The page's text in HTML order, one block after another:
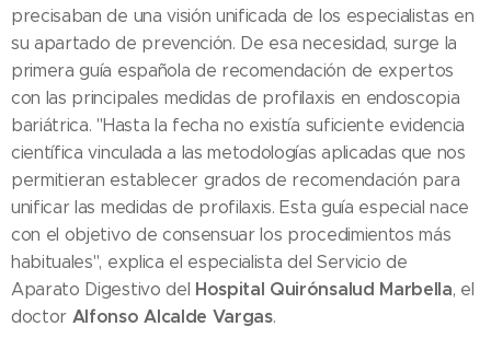
precisaban de una visión unificada de los especialistas en
su apartado de prevención. De esa necesidad, surge la
primera guía española de recomendación de expertos
con las principales medidas de profilaxis en endoscopia
bariátrica. "Hasta la fecha no existía suficiente evidencia
científica vinculada a las metodologías aplicadas que nos
permitieran establecer grados de recomendación para
unificar las medidas de profilaxis. Esta guía especial nace
con el objetivo de consensuar los procedimientos más
habituales", explica el especialista del Servicio de
Aparato Digestivo del Hospital Quirónsalud Marbella, el
doctor Alfonso Alcalde Vargas.